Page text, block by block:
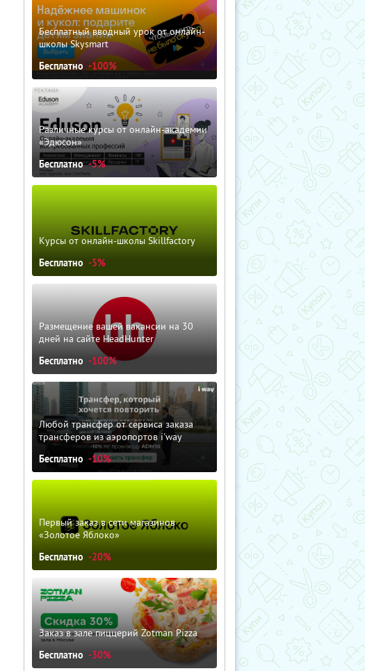
Бесплатный вводный урок от онлайн-
школы Skysmart
Бесплатно -100%
Различные курсы от онлайн-академии
«Эдюсон»
Бесплатно -5%
Курсы от онлайн-школы Skillfactory
Бесплатно -5%
Размещение вашей вакансии на 30
дней на сайте HeadHunter
Бесплатно -100%
Любой трансфер от сервиса заказа
трансферов из аэропортов i'way
Бесплатно -10%
Первый заказ в сети магазинов
«Золотое Яблоко»
Бесплатно -20%
Заказ в зале пиццерий Zotman Pizza
Бесплатно -30%